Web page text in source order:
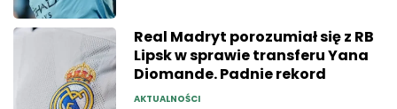
Real Madryt porozumiał się z RB
Lipsk w sprawie transferu Yana
Diomande. Padnie rekord
AKTUALNOŚCI